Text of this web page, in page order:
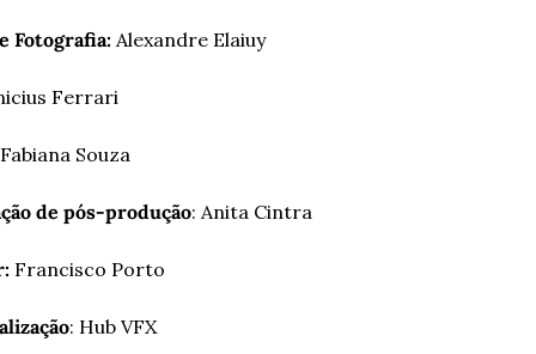
Fotografia: Alexandre Elaiuy
Ferrari
Fabiana Souza
de pós-produção: Anita Cintra
Francisco Porto
: Hub VFX